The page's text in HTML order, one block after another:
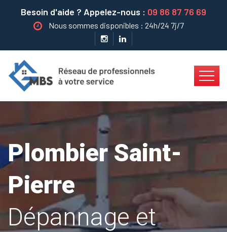
Besoin d'aide ? Appelez-nous : 09 86 87 76 69
Nous sommes disponibles : 24h/24 7j/7
Plombier Saint-
Pierre
Dépannage et